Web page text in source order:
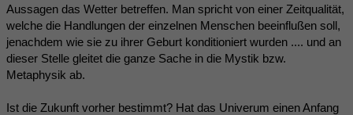
Aussagen das Wetter betreffen. Man spricht von einer Zeitqualität,
welche die Handlungen der einzelnen Menschen beeinflußen soll,
jenachdem wie sie zu ihrer Geburt konditioniert wurden .... und an
dieser Stelle gleitet die ganze Sache in die Mystik bzw.
Metaphysik ab.
Ist die Zukunft vorher bestimmt? Hat das Univerum einen Anfang